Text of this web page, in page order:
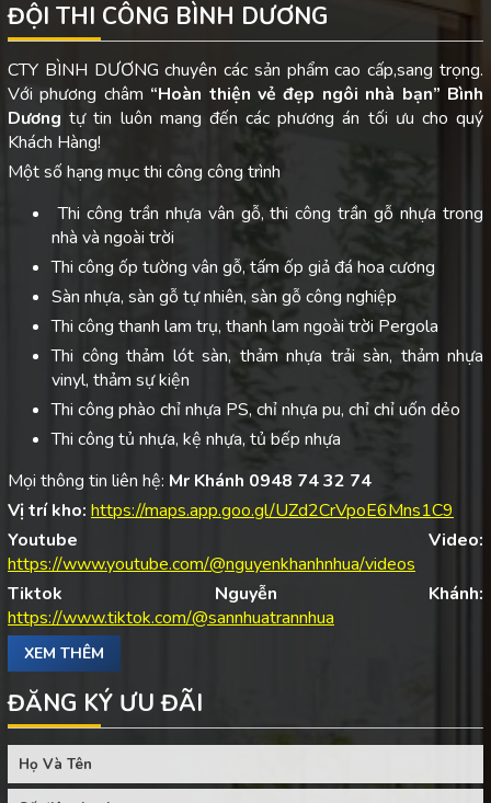
ĐỘI THI CÔNG BÌNH DƯƠNG
CTY BÌNH DƯƠNG chuyên các sản phẩm cao cấp,sang trọng.
Với phương châm “Hoàn thiện vẻ đẹp ngôi nhà bạn” Bình
Dươngtự tin luôn mang đến các phương án tối ưu cho quý
Khách Hàng!
Một số hạng mục thi công công trình
Thi công trần nhựa vân gỗ, thi công trần gỗ nhựa trong
nhà và ngoài trời
Thi công ốp tường vân gỗ, tấm ốp giả đá hoa cương
Sàn nhựa, sàn gỗ tự nhiên, sàn gỗ công nghiệp
Thi công thanh lam trụ, thanh lam ngoài trời Pergola
Thi công thảm lót sàn, thảm nhựa trải sàn, thảm nhựa
vinyl, thảm sự kiện
Thi công phào chỉ nhựa PS, chỉ nhựa pu, chỉ chỉ uốn dẻo
Thi công tủ nhựa, kệ nhựa, tủ bếp nhựa
Mọi thông tin liên hệ: Mr Khánh 0948 74 32 74
Vị trí kho: https://maps.app.goo.gl/UZd2CrVpoE6Mns1C9
Youtube Video:
https://www.youtube.com/@nguyenkhanhnhua/videos
Tiktok Nguyễn Khánh:
https://www.tiktok.com/@sannhuatrannhua
XEM THÊM
ĐĂNG KÝ ƯU ĐÃI